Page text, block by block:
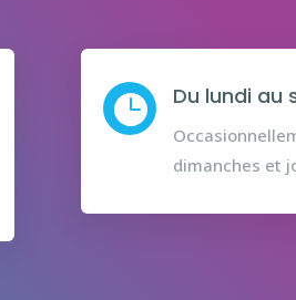
 Du lundi au
dimanches et